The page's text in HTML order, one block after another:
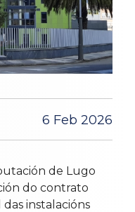
6 Feb 2026
de Lugo
do contrato
instalacións